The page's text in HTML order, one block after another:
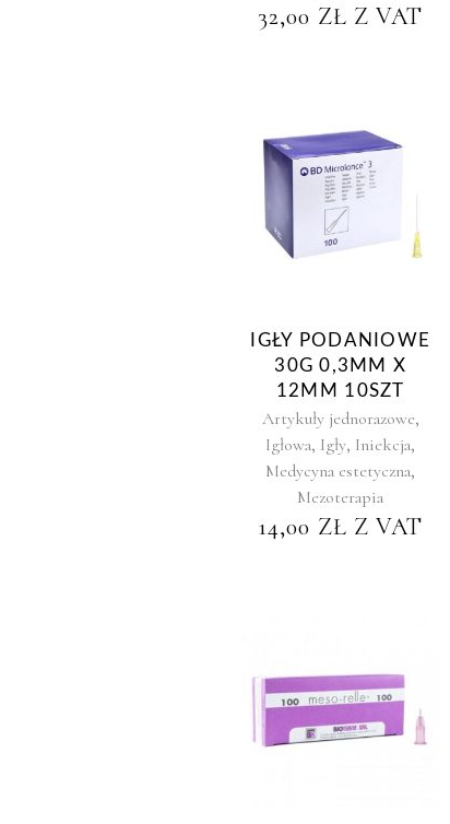
32,00 ZŁ Z VAT
IGŁY PODANIOWE
30G 0,3MM X
12MM 10SZT
Artykuły jednorazowe,
Igłowa, Igły, Iniekcja,
Medycyna estetyczna,
Mezoterapia
14,00 ZŁ Z VAT